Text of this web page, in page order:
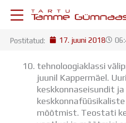
KESKKONNAD
Postkast
Drive
Tamme TV
Tamme Leht
Kooliraadio
Postitatud: 17. juuni 2018
tehnoloogiaklassi
juunil Kappermäel.
keskkonnaseisundit ja
mõõtmist. Teostati